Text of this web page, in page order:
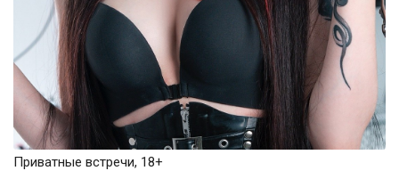
Приватные встречи, 18+